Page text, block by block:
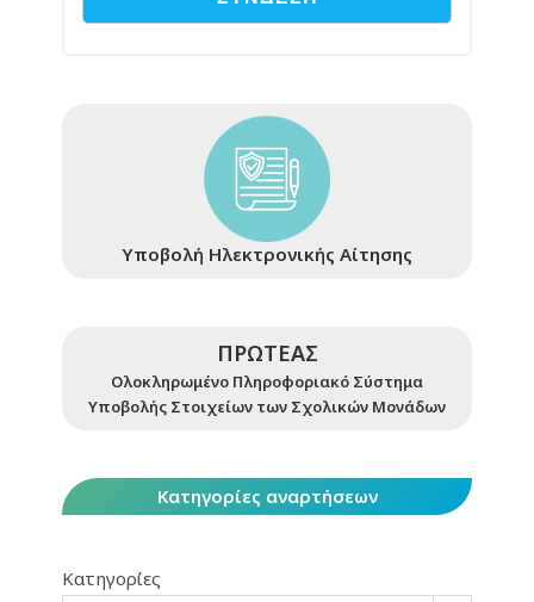
Υποβολή Ηλεκτρονικής Αίτησης
ΠΡΩΤΕΑΣ
Ολοκληρωμένο Πληροφοριακό Σύστημα
Υποβολής Στοιχείων των Σχολικών Μονάδων
Κατηγορίες αναρτήσεων
Κατηγορίες